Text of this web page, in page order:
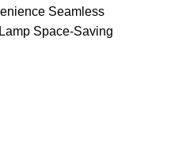
Seamless
Space-Saving